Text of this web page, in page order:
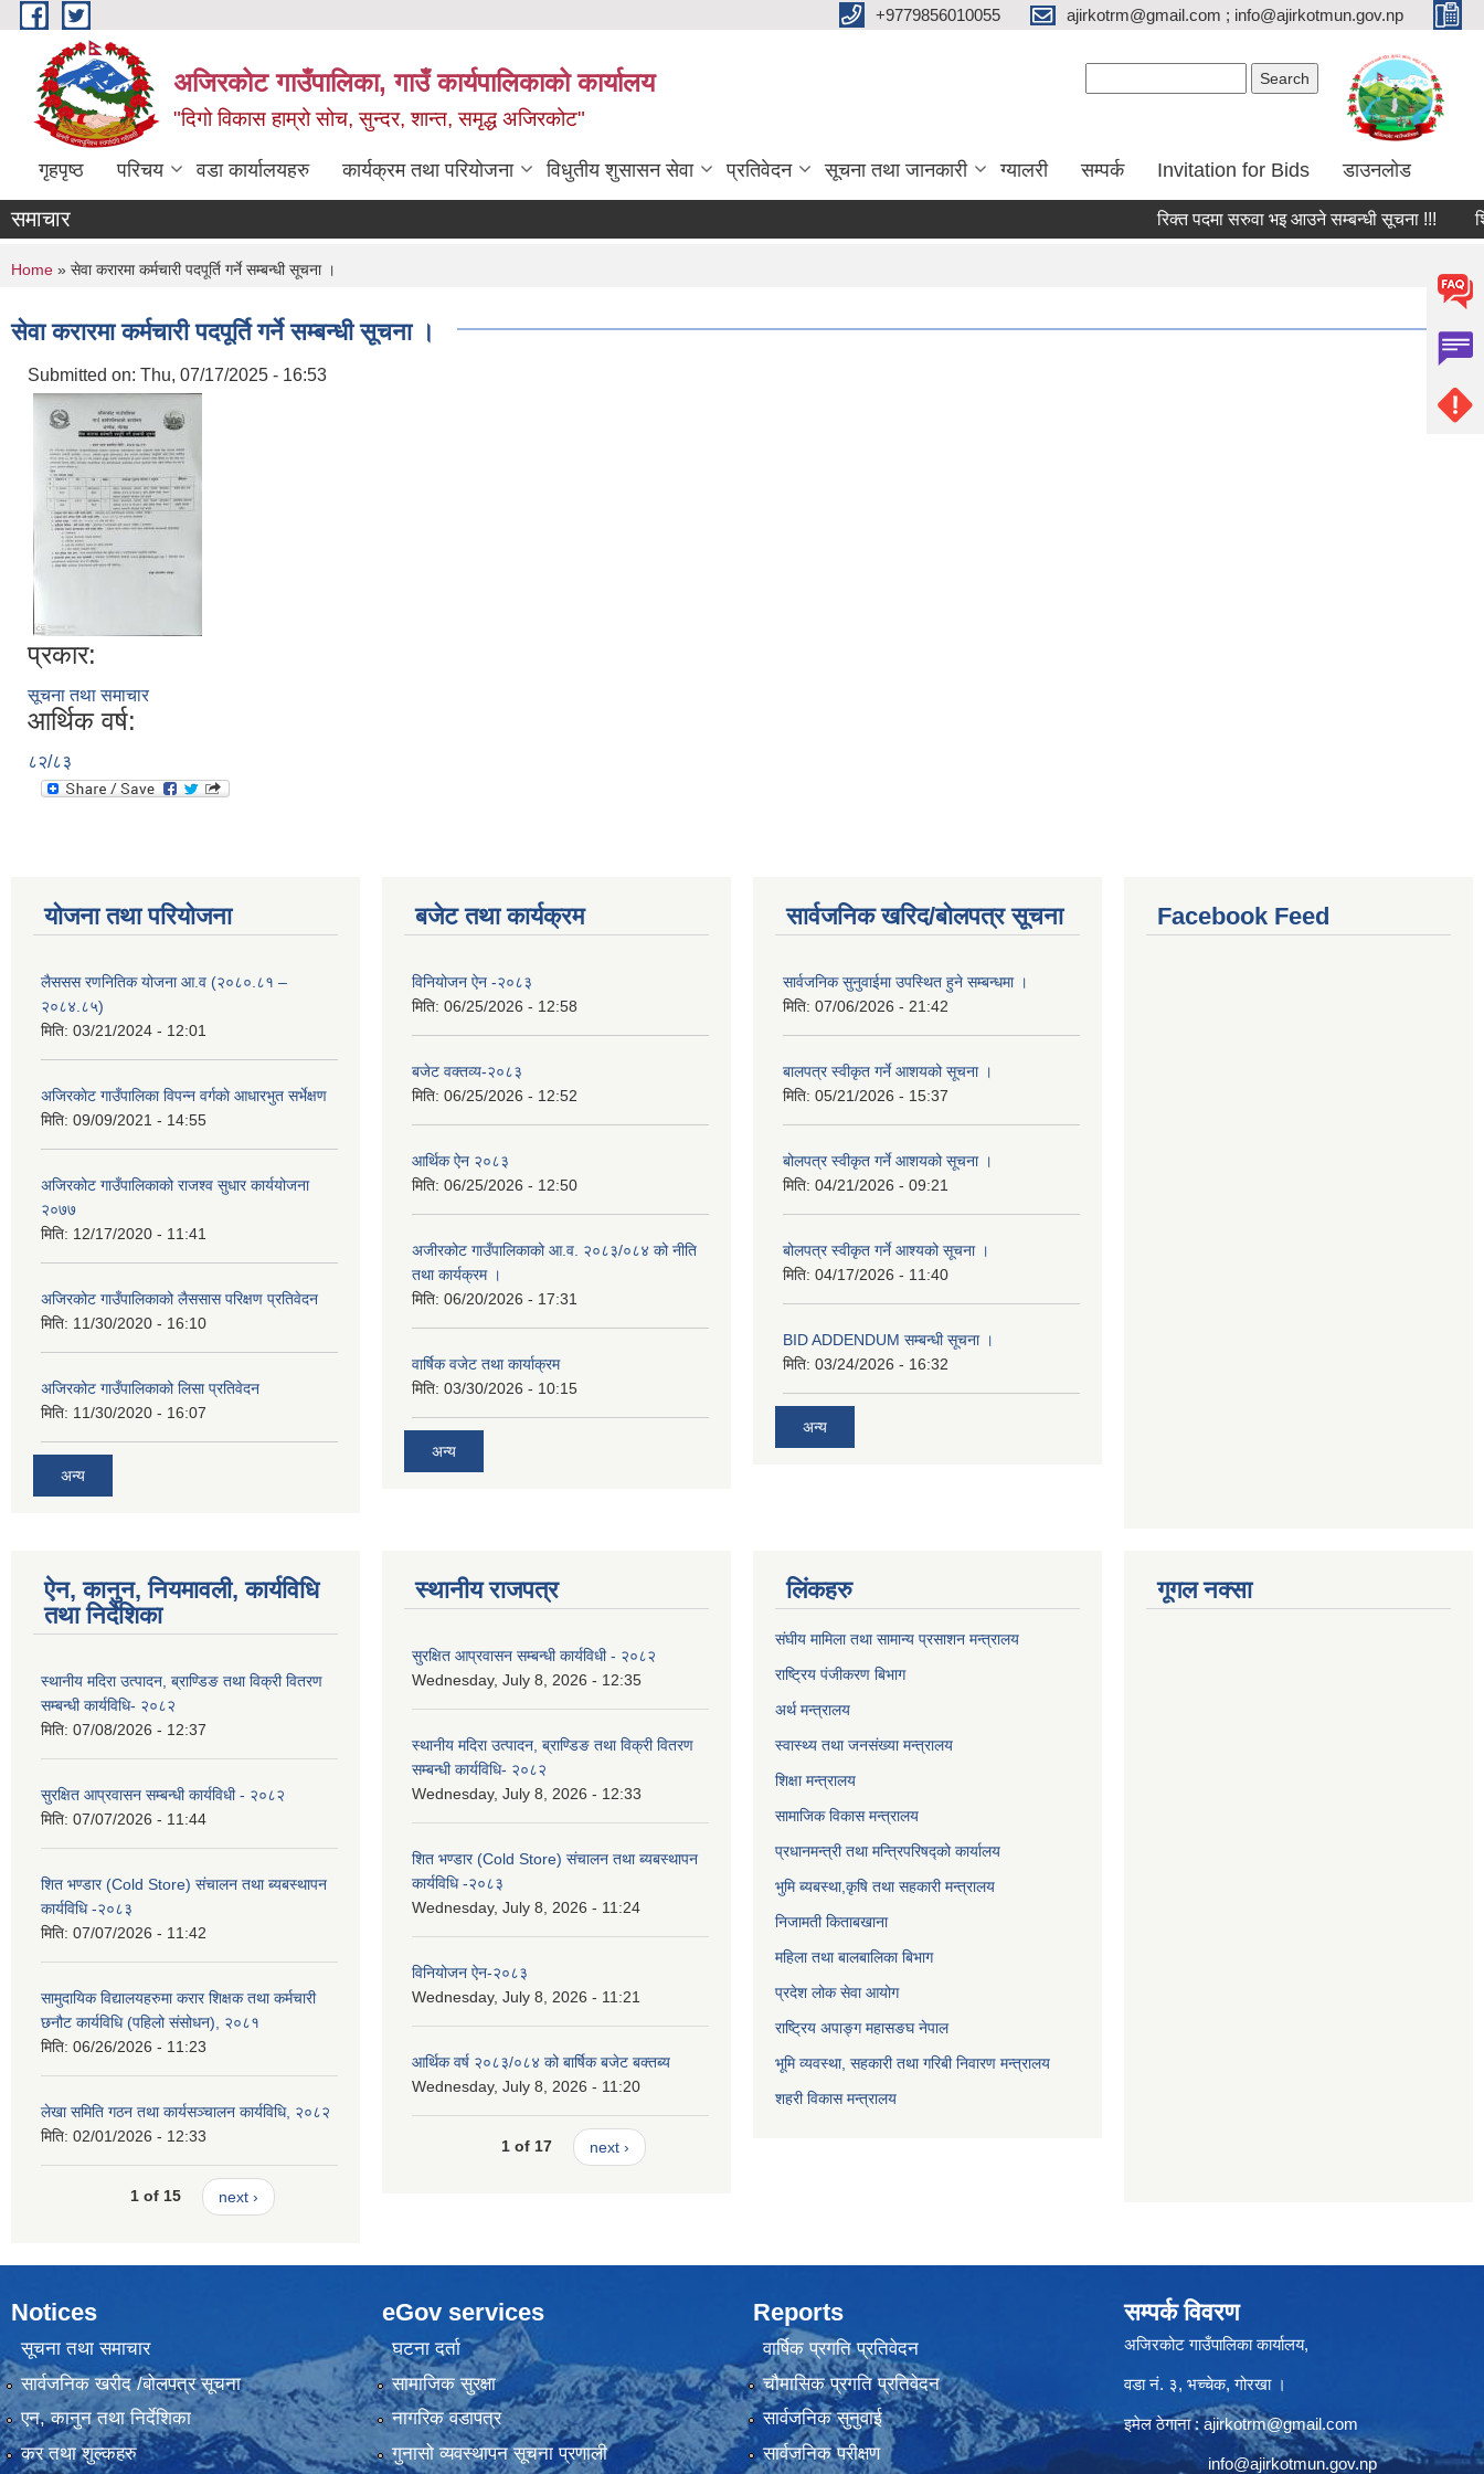
Skip to main content +9779856010055 ajirkotrm@gmail.com ; info@ajirkotmun.gov.np
अजिरकोट गाउँपालिका, गाउँ कार्यपालिकाको कार्यालय
"दिगो विकास हाम्रो सोच, सुन्दर, शान्त, समृद्ध अजिरकोट"
गृहपृष्ठ परिचय वडा कार्यालयहरु कार्यक्रम तथा परियोजना विधुतीय शुसासन सेवा प्रतिवेदन सूचना तथा जानकारी ग्यालरी सम्पर्क Invitation for Bids डाउनलोड
समाचार रिक्त पदमा सरुवा भइ आउने सम्बन्धी सूचना !!!
You are here
Home » सेवा करारमा कर्मचारी पदपूर्ति गर्ने सम्बन्धी सूचना ।
सेवा करारमा कर्मचारी पदपूर्ति गर्ने सम्बन्धी सूचना ।
Submitted on: Thu, 07/17/2025 - 16:53
प्रकार:
सूचना तथा समाचार
आर्थिक वर्ष:
८२/८३
योजना तथा परियोजना
लैससस रणनितिक योजना आ.व (२०८०.८१ –
२०८४.८५)
मिति: 03/21/2024 - 12:01
अजिरकाेट गाउँपालिका विपन्न वर्गकाे आधारभुत सर्भेक्षण
मिति: 09/09/2021 - 14:55
अजिरकोट गाउँपालिकाको राजश्व सुधार कार्ययोजना
२०७७
मिति: 12/17/2020 - 11:41
अजिरकोट गाउँपालिकाको लैससास परिक्षण प्रतिवेदन
मिति: 11/30/2020 - 16:10
अजिरकोट गाउँपालिकाको लिसा प्रतिवेदन
मिति: 11/30/2020 - 16:07
अन्य
बजेट तथा कार्यक्रम
विनियोजन ऐन -२०८३
मिति: 06/25/2026 - 12:58
बजेट वक्तव्य-२०८३
मिति: 06/25/2026 - 12:52
आर्थिक ऐन २०८३
मिति: 06/25/2026 - 12:50
अजीरकोट गाउँपालिकाको आ.व. २०८३/०८४ को नीति
तथा कार्यक्रम ।
मिति: 06/20/2026 - 17:31
वार्षिक वजेट तथा कार्याक्रम
मिति: 03/30/2026 - 10:15
अन्य
सार्वजनिक खरिद/बोलपत्र सूचना
सार्वजनिक सुनुवाईमा उपस्थित हुने सम्बन्धमा ।
मिति: 07/06/2026 - 21:42
बालपत्र स्वीकृत गर्ने आशयको सूचना ।
मिति: 05/21/2026 - 15:37
बोलपत्र स्वीकृत गर्ने आशयको सूचना ।
मिति: 04/21/2026 - 09:21
बोलपत्र स्वीकृत गर्ने आश्यको सूचना ।
मिति: 04/17/2026 - 11:40
BID ADDENDUM सम्बन्धी सूचना ।
मिति: 03/24/2026 - 16:32
अन्य
Facebook Feed
ऐन, कानुन, नियमावली, कार्यविधि
तथा निर्देशिका
स्थानीय मदिरा उत्पादन, ब्राण्डिङ तथा विक्री वितरण
सम्बन्धी कार्यविधि- २०८२
मिति: 07/08/2026 - 12:37
सुरक्षित आप्रवासन सम्बन्धी कार्यविधी - २०८२
मिति: 07/07/2026 - 11:44
शित भण्डार (Cold Store) संचालन तथा ब्यबस्थापन
कार्यविधि -२०८३
मिति: 07/07/2026 - 11:42
सामुदायिक विद्यालयहरुमा करार शिक्षक तथा कर्मचारी
छनौट कार्यविधि (पहिलो संसोधन), २०८१
मिति: 06/26/2026 - 11:23
लेखा समिति गठन तथा कार्यसञ्चालन कार्यविधि, २०८२
मिति: 02/01/2026 - 12:33
1 of 15 next ›
स्थानीय राजपत्र
सुरक्षित आप्रवासन सम्बन्धी कार्यविधी - २०८२
Wednesday, July 8, 2026 - 12:35
स्थानीय मदिरा उत्पादन, ब्राण्डिङ तथा विक्री वितरण
सम्बन्धी कार्यविधि- २०८२
Wednesday, July 8, 2026 - 12:33
शित भण्डार (Cold Store) संचालन तथा ब्यबस्थापन
कार्यविधि -२०८३
Wednesday, July 8, 2026 - 11:24
विनियोजन ऐन-२०८३
Wednesday, July 8, 2026 - 11:21
आर्थिक वर्ष २०८३/०८४ को बार्षिक बजेट बक्तब्य
Wednesday, July 8, 2026 - 11:20
1 of 17 next ›
लिंकहरु
संघीय मामिला तथा सामान्य प्रसाशन मन्त्रालय
राष्ट्रिय पंजीकरण बिभाग
अर्थ मन्त्रालय
स्वास्थ्य तथा जनसंख्या मन्त्रालय
शिक्षा मन्त्रालय
सामाजिक विकास मन्त्रालय
प्रधानमन्त्री तथा मन्त्रिपरिषद्को कार्यालय
भुमि ब्यबस्था,कृषि तथा सहकारी मन्त्रालय
निजामती किताबखाना
महिला तथा बालबालिका बिभाग
प्रदेश लोक सेवा आयोग
राष्ट्रिय अपाङ्ग महासङघ नेपाल
भूमि व्यवस्था, सहकारी तथा गरिबी निवारण मन्त्रालय
शहरी विकास मन्त्रालय
गूगल नक्सा
Notices
सूचना तथा समाचार
सार्वजनिक खरीद /बोलपत्र सूचना
एन, कानुन तथा निर्देशिका
कर तथा शुल्कहरु
eGov services
घटना दर्ता
सामाजिक सुरक्षा
नागरिक वडापत्र
गुनासो व्यवस्थापन सूचना प्रणाली
Reports
वार्षिक प्रगति प्रतिवेदन
चौमासिक प्रगति प्रतिवेदन
सार्वजनिक सुनुवाई
सार्वजनिक परीक्षण
सम्पर्क विवरण
अजिरकोट गाउँपालिका कार्यालय,
वडा नं. ३, भच्चेक, गोरखा ।
इमेल ठेगाना : ajirkotrm@gmail.com
info@ajirkotmun.gov.np